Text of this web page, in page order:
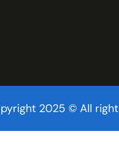
2025 © All